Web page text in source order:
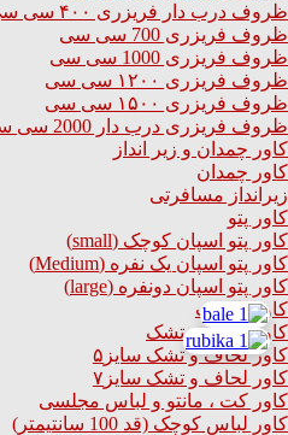
ظروف درب دار فریزری ۴۰۰ سی سی
ظروف فریزری 700 سی سی
ظروف فریزری 1000 سی سی
ظروف فریزری ۱۲۰۰ سی سی
ظروف فریزری ۱۵۰۰ سی سی
ظروف فریزری درب دار 2000 سی سی
کاور چمدان و زیر انداز
کاور چمدان
زیرانداز مسافرتی
کاور پتو
کاور پتو اسپان کوچک (small)
کاور پتو اسپان یک نفره (Medium)
کاور پتو اسپان دونفره (large)
کاور بالشت
کاور لحاف و تشک
کاور لحاف و تشک سایز۵
کاور لحاف و تشک سایز۷
کاور کت ، مانتو و لباس مجلسی
کاور لباس کوچک (قد 100 سانتیمتر)